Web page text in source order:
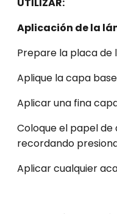
UTILIZAR:
Aplicación de la
Prepare la placa de
Aplique la capa
Aplicar una fina
Coloque el papel
recordando
Aplicar cualquier